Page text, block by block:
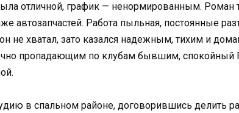
отличной, график — ненормированным. Роман
автозапчастей. Работа пыльная, постоянные
не хватал, зато казался надежным, тихим и
пропадающим по клубам бывшим, спокойный
в спальном районе, договорившись делить